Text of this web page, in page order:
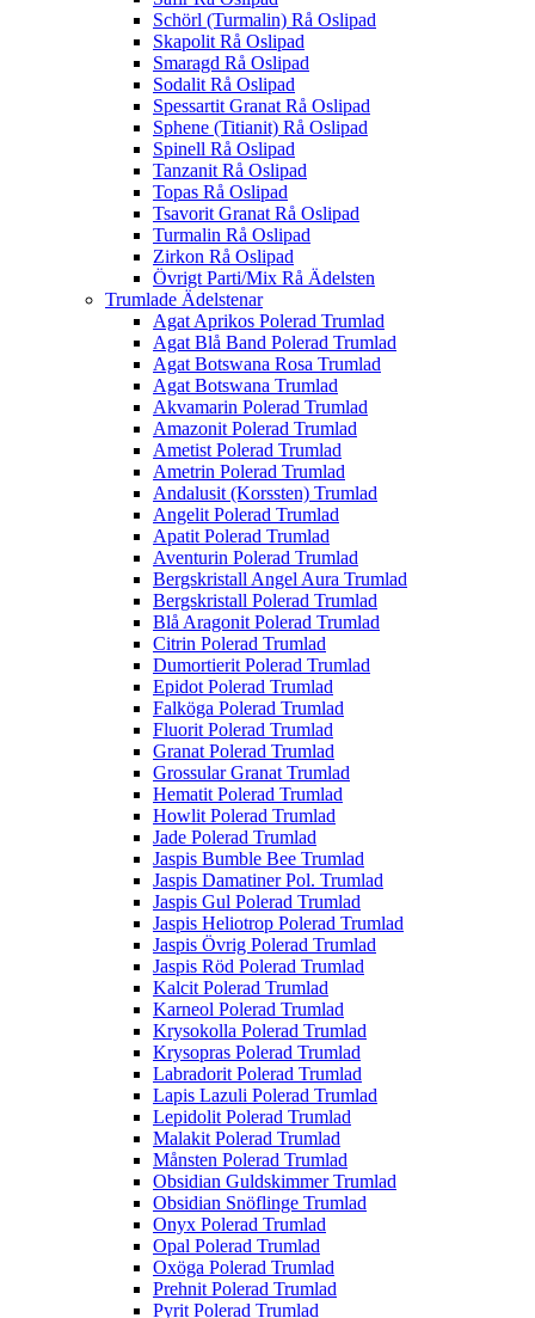
Schörl (Turmalin) Rå Oslipad
Skapolit Rå Oslipad
Smaragd Rå Oslipad
Sodalit Rå Oslipad
Spessartit Granat Rå Oslipad
Sphene (Titianit) Rå Oslipad
Spinell Rå Oslipad
Tanzanit Rå Oslipad
Topas Rå Oslipad
Tsavorit Granat Rå Oslipad
Turmalin Rå Oslipad
Zirkon Rå Oslipad
Övrigt Parti/Mix Rå Ädelsten
Trumlade Ädelstenar
Agat Aprikos Polerad Trumlad
Agat Blå Band Polerad Trumlad
Agat Botswana Rosa Trumlad
Agat Botswana Trumlad
Akvamarin Polerad Trumlad
Amazonit Polerad Trumlad
Ametist Polerad Trumlad
Ametrin Polerad Trumlad
Andalusit (Korssten) Trumlad
Angelit Polerad Trumlad
Apatit Polerad Trumlad
Aventurin Polerad Trumlad
Bergskristall Angel Aura Trumlad
Bergskristall Polerad Trumlad
Blå Aragonit Polerad Trumlad
Citrin Polerad Trumlad
Dumortierit Polerad Trumlad
Epidot Polerad Trumlad
Falköga Polerad Trumlad
Fluorit Polerad Trumlad
Granat Polerad Trumlad
Grossular Granat Trumlad
Hematit Polerad Trumlad
Howlit Polerad Trumlad
Jade Polerad Trumlad
Jaspis Bumble Bee Trumlad
Jaspis Damatiner Pol. Trumlad
Jaspis Gul Polerad Trumlad
Jaspis Heliotrop Polerad Trumlad
Jaspis Övrig Polerad Trumlad
Jaspis Röd Polerad Trumlad
Kalcit Polerad Trumlad
Karneol Polerad Trumlad
Krysokolla Polerad Trumlad
Krysopras Polerad Trumlad
Labradorit Polerad Trumlad
Lapis Lazuli Polerad Trumlad
Lepidolit Polerad Trumlad
Malakit Polerad Trumlad
Månsten Polerad Trumlad
Obsidian Guldskimmer Trumlad
Obsidian Snöflinge Trumlad
Onyx Polerad Trumlad
Opal Polerad Trumlad
Oxöga Polerad Trumlad
Prehnit Polerad Trumlad
Pyrit Polerad Trumlad